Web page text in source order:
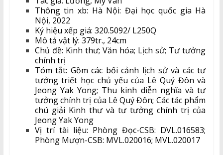
Thông tin xb: Hà Nội: Đại học quốc gia Hà
Nội, 2022
Ký hiệu xếp giá: 320.5092/ L250Q
Mô tả vật lý: 379tr., 24cm
Chủ đề: Kinh thư; Văn hóa; Lịch sử; Tư tưởng
chính trị
Tóm tắt: Gồm các bối cảnh lịch sử và các tư
tưởng triết học chủ yếu của Lê Quý Đôn và
Jeong Yak Yong; Thu kinh diễn nghĩa và tư
tưởng chính trị của Lê Quý Đôn; Các tác phẩm
chú giải Kinh thư và tư tưởng chính trị của
Jeong Yak Yong
Vị trí tài liệu: Phòng Đọc-CSB: DVL.016583;
Phòng Mượn-CSB: MVL.020016; MVL.020017